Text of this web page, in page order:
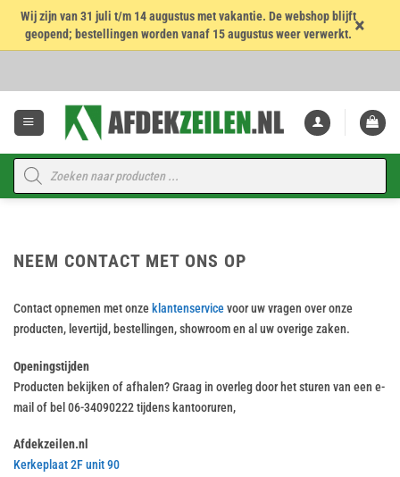
Wij zijn van 31 juli t/m 14 augustus met vakantie. De webshop blijft
geopend; bestellingen worden vanaf 15 augustus weer verwerkt. ×
Producten
zoeken
NEEM CONTACT MET ONS OP
Contact opnemen met onze klantenservicevoor uw vragen over onze
producten, levertijd, bestellingen, showroom en al uw overige zaken.
Openingstijden
Producten bekijken of afhalen? Graag in overleg door het sturen van een e-
mail of bel 06-34090222 tijdens kantooruren,
Afdekzeilen.nl
Kerkeplaat 2F unit 90